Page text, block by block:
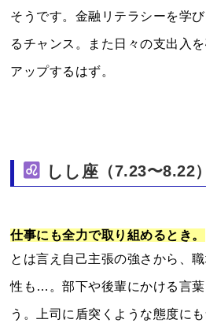
そうです。金融リテラシーを学
るチャンス。また日々の支出入
アップするはず。
しし座 （7.23〜8.22）
仕事にも全力で取り組めるとき。
とは言え自己主張の強さから、
性も…。部下や後輩にかける言葉
う。上司に盾突くような態度に